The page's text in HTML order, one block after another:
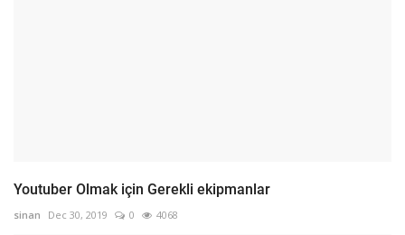
Youtuber Olmak için Gerekli ekipmanlar
sinan Dec 30, 2019 0 4068